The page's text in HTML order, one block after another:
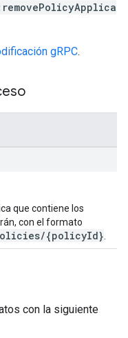
gRPC.
que contiene los
con el formato
{policyId}
con la siguiente